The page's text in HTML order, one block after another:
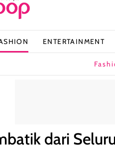
ENTERTAINMENT
dari